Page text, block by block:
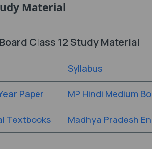
Material
Class 12 Study Material
Syllabus
Paper MP Hindi Medium
Textbooks Madhya Pradesh